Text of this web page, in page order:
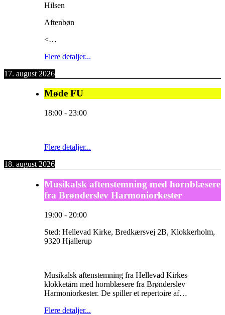
Hilsen
Aftenbøn
<…
Flere detaljer...
17. august 2026
Møde FU
18:00 - 23:00
Flere detaljer...
18. august 2026
Musikalsk aftenstemning med hornblæsere
fra Brønderslev Harmoniorkester
19:00 - 20:00
Sted: Hellevad Kirke, Bredkærsvej 2B, Klokkerholm,
9320 Hjallerup
Musikalsk aftenstemning fra Hellevad Kirkes
klokketårn med hornblæsere fra Brønderslev
Harmoniorkester. De spiller et repertoire af…
Flere detaljer...